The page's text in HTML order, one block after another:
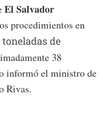
El Salvador
procedimientos en
toneladas de
38
informó el ministro de
Rivas.